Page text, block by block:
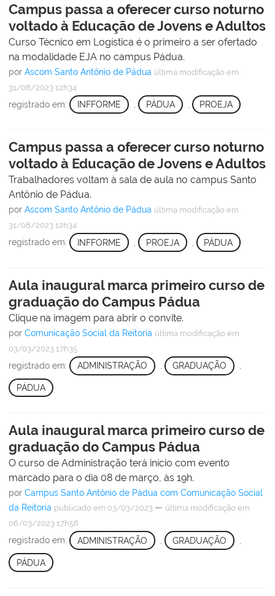
Campus passa a oferecer curso noturno
voltado à Educação de Jovens e Adultos
Curso Técnico em Logística é o primeiro a ser ofertado
na modalidade EJA no campus Pádua.
por Ascom Santo Antônio de Pádua última modificação em
31/08/2023 12h34
registrado em: INFFORME PÁDUA PROEJA
Campus passa a oferecer curso noturno
voltado à Educação de Jovens e Adultos
Trabalhadores voltam à sala de aula no campus Santo
Antônio de Pádua.
por Ascom Santo Antônio de Pádua última modificação em
31/08/2023 12h34
registrado em: INFFORME PROEJA PÁDUA
Aula inaugural marca primeiro curso de
graduação do Campus Pádua
Clique na imagem para abrir o convite.
por Comunicação Social da Reitoria última modificação em
03/03/2023 17h35
registrado em: ADMINISTRAÇÃO , GRADUAÇÃO ,
PÁDUA
Aula inaugural marca primeiro curso de
graduação do Campus Pádua
O curso de Administração terá início com evento
marcado para o dia 08 de março, às 19h.
por Campus Santo Antônio de Pádua com Comunicação Social
da Reitoria publicado em 03/03/2023 — última modificação em
06/03/2023 17h56
registrado em: ADMINISTRAÇÃO GRADUAÇÃO
PÁDUA